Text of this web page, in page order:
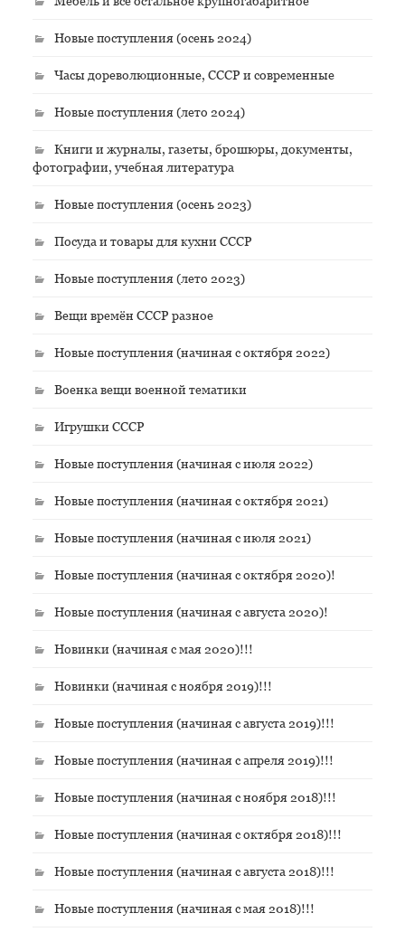
Новые поступления (осень 2024)
Часы дореволюционные, СССР и современные
Новые поступления (лето 2024)
Книги и журналы, газеты, брошюры, документы,
фотографии, учебная литература
Новые поступления (осень 2023)
Посуда и товары для кухни СССР
Новые поступления (лето 2023)
Вещи времён СССР разное
Новые поступления (начиная с октября 2022)
Военка вещи военной тематики
Игрушки СССР
Новые поступления (начиная с июля 2022)
Новые поступления (начиная с октября 2021)
Новые поступления (начиная с июля 2021)
Новые поступления (начиная с октября 2020)!
Новые поступления (начиная с августа 2020)!
Новинки (начиная с мая 2020)!!!
Новинки (начиная с ноября 2019)!!!
Новые поступления (начиная с августа 2019)!!!
Новые поступления (начиная с апреля 2019)!!!
Новые поступления (начиная с ноября 2018)!!!
Новые поступления (начиная с октября 2018)!!!
Новые поступления (начиная с августа 2018)!!!
Новые поступления (начиная с мая 2018)!!!